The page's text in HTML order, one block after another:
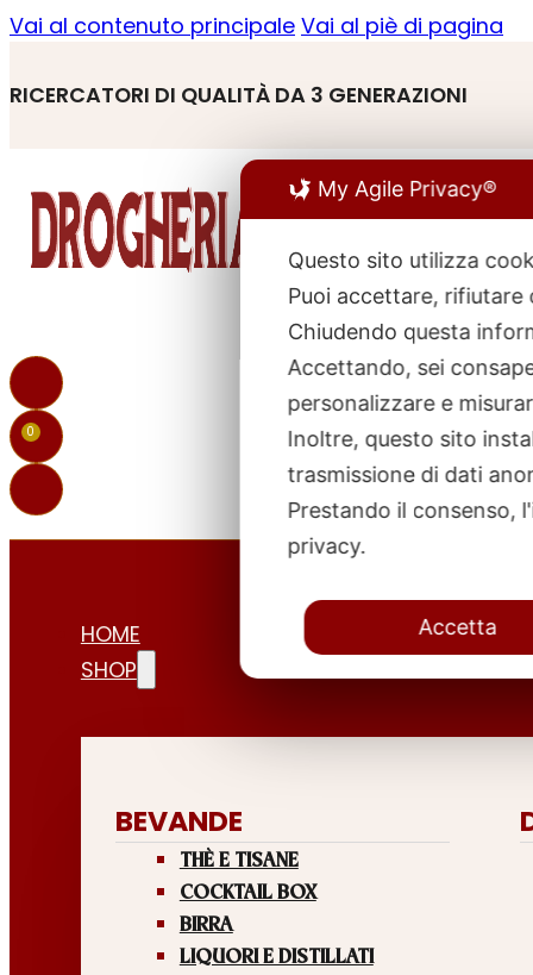
Vai al contenuto principale Vai al piè di pagina
RICERCATORI DI QUALITÀ DA 3 GENERAZIONI
0
HOME
SHOP
BEVANDE
THÈ E TISANE
COCKTAIL BOX
BIRRA
LIQUORI E DISTILLATI
My Agile Privacy®
Questo sito utilizza
Puoi accettare, rifiutare
Chiudendo questa
Accettando, sei
personalizzare e
Inoltre, questo sito
trasmissione di dati
Prestando il consenso,
privacy.
Accetta